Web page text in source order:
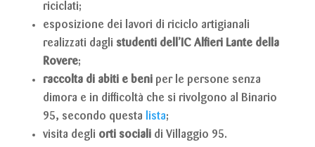
riciclati;
esposizione dei lavori di riciclo artigianali
realizzati dagli studenti dell’IC Alfieri Lante della
Rovere;
raccolta di abiti e beniper le persone senza
dimora e in difficoltà che si rivolgono al Binario
95, secondo questa
lista;
visita degli orti socialidi Villaggio 95.